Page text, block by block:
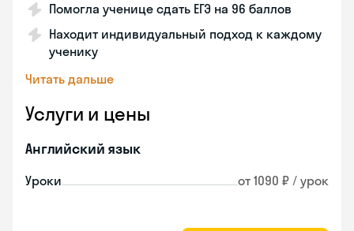
Помогла ученице сдать ЕГЭ на 96 баллов
Находит индивидуальный подход к каждому
ученику
Читать дальше
Услуги и цены
Английский язык
Уроки от 1090 ₽ / урок